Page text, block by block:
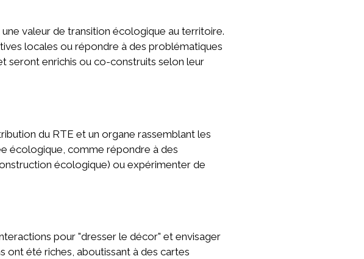
valeur de transition écologique au territoire.
locales ou répondre à des problématiques
seront enrichis ou co-construits selon leur
du RTE et un organe rassemblant les
écologique, comme répondre à des
écologique) ou expérimenter de
pour "dresser le décor" et envisager
ont été riches, aboutissant à des cartes